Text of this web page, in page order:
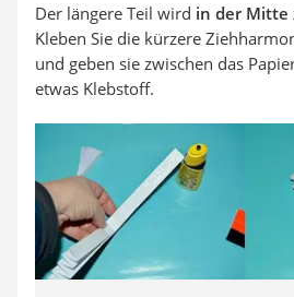
Der längere Teil wird in der Mitte
Kleben Sie die kürzere
und geben sie zwischen das
etwas Klebstoff.